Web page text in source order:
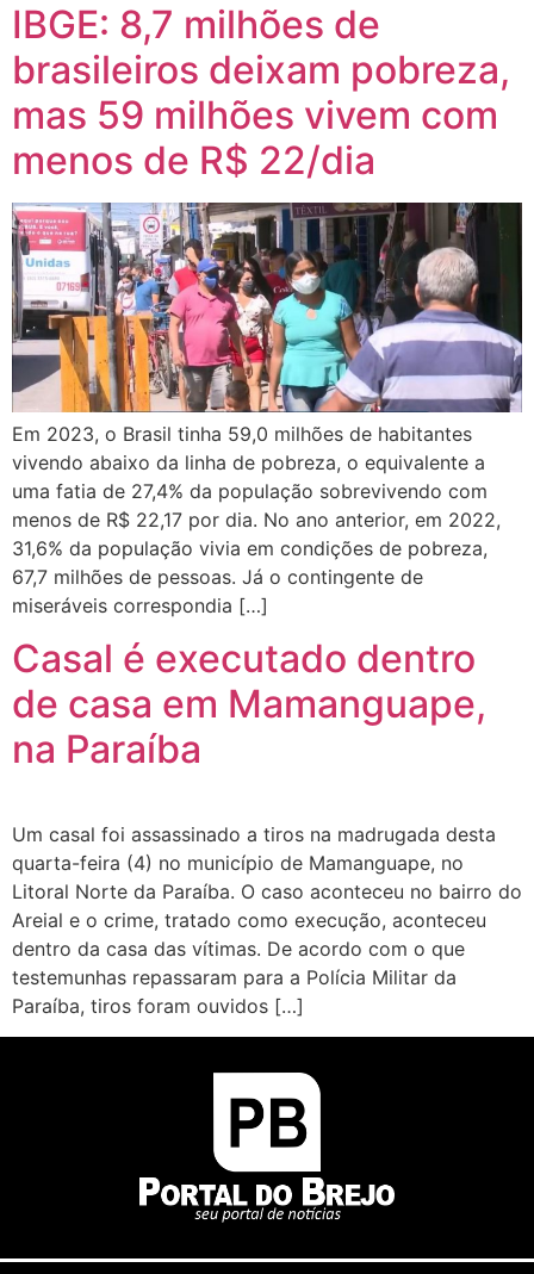
IBGE: 8,7 milhões de
brasileiros deixam pobreza,
mas 59 milhões vivem com
menos de R$ 22/dia
Em 2023, o Brasil tinha 59,0 milhões de habitantes
vivendo abaixo da linha de pobreza, o equivalente a
uma fatia de 27,4% da população sobrevivendo com
menos de R$ 22,17 por dia. No ano anterior, em 2022,
31,6% da população vivia em condições de pobreza,
67,7 milhões de pessoas. Já o contingente de
miseráveis correspondia […]
Casal é executado dentro
de casa em Mamanguape,
na Paraíba
Um casal foi assassinado a tiros na madrugada desta
quarta-feira (4) no município de Mamanguape, no
Litoral Norte da Paraíba. O caso aconteceu no bairro do
Areial e o crime, tratado como execução, aconteceu
dentro da casa das vítimas. De acordo com o que
testemunhas repassaram para a Polícia Militar da
Paraíba, tiros foram ouvidos […]